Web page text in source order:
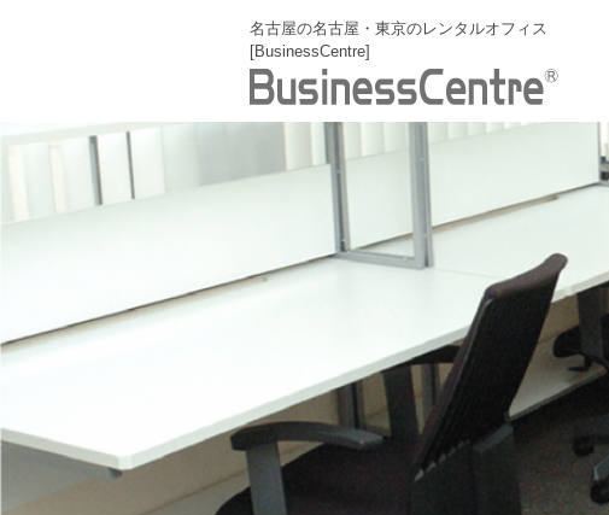
名古屋の名古屋・東京のレンタルオフィス
[BusinessCentre]